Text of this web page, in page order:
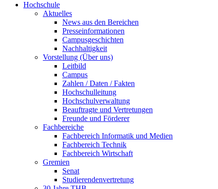
Hochschule
Aktuelles
News aus den Bereichen
Presseinformationen
Campusgeschichten
Nachhaltigkeit
Vorstellung (Über uns)
Leitbild
Campus
Zahlen / Daten / Fakten
Hochschulleitung
Hochschulverwaltung
Beauftragte und Vertretungen
Freunde und Förderer
Fachbereiche
Fachbereich Informatik und Medien
Fachbereich Technik
Fachbereich Wirtschaft
Gremien
Senat
Studierendenvertretung